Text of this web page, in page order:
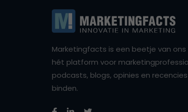
Marketingfacts is een beetje van ons
hét platform voor
podcasts, blogs, opinies en
binden.